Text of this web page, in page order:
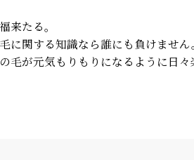
来たる。
に関する知識なら誰にも負けません
毛が元気もりもりになるように日